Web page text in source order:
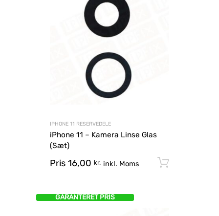
IPHONE 11 RESERVEDELE
iPhone 11 – Kamera Linse Glas
(Sæt)
Pris 16,00 kr. inkl. Moms
GARANTERET PRIS